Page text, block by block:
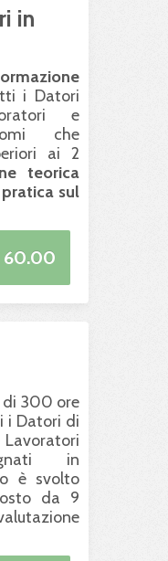
in
i Datori
e
che
ai 2
teorica
sul
60.00
di 300 ore
i Datori di
Lavoratori
in
è svolto
da 9